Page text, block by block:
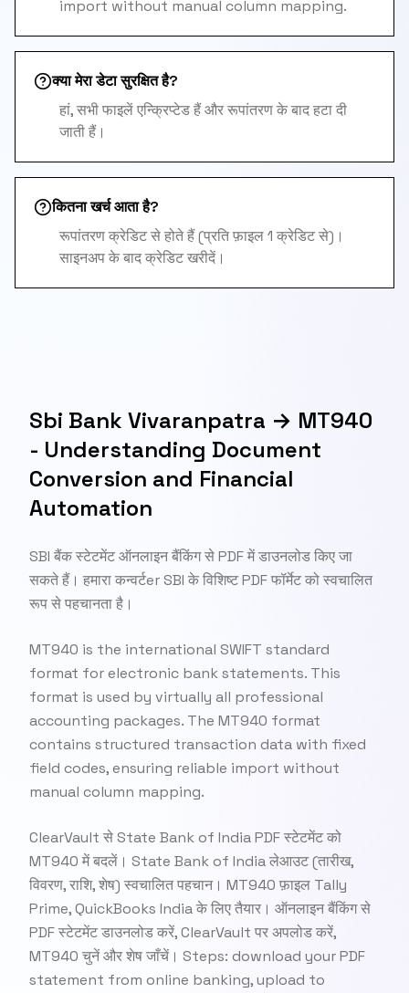
import without manual column mapping.
क्या मेरा डेटा सुरक्षित है?
हां, सभी फाइलें एन्क्रिप्टेड हैं और रूपांतरण के बाद हटा दी
जाती हैं।
कितना खर्च आता है?
रूपांतरण क्रेडिट से होते हैं (प्रति फ़ाइल 1 क्रेडिट से)।
साइनअप के बाद क्रेडिट खरीदें।
Sbi Bank Vivaranpatra → MT940
- Understanding Document
Conversion and Financial
Automation
SBI बैंक स्टेटमेंट ऑनलाइन बैंकिंग से PDF में डाउनलोड किए जा
सकते हैं। हमारा कन्वर्टer SBI के विशिष्ट PDF फॉर्मेट को स्वचालित
रूप से पहचानता है।
MT940 is the international SWIFT standard
format for electronic bank statements. This
format is used by virtually all professional
accounting packages. The MT940 format
contains structured transaction data with fixed
field codes, ensuring reliable import without
manual column mapping.
ClearVault से State Bank of India PDF स्टेटमेंट को
MT940 में बदलें। State Bank of India लेआउट (तारीख,
विवरण, राशि, शेष) स्वचालित पहचान। MT940 फ़ाइल Tally
Prime, QuickBooks India के लिए तैयार। ऑनलाइन बैंकिंग से
PDF स्टेटमेंट डाउनलोड करें, ClearVault पर अपलोड करें,
MT940 चुनें और शेष जाँचें। Steps: download your PDF
statement from online banking, upload to